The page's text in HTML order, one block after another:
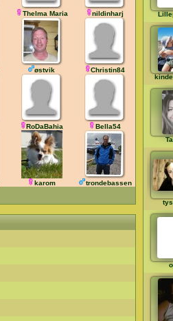
Thelma Maria nildinharj
østvik Christin84
RoDaBahia Bella54
karom trondebassen